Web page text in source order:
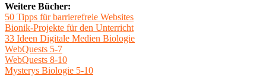
Weitere Bücher:
50 Tipps für barrierefreie Websites
Bionik-Projekte für den Unterricht
33 Ideen Digitale Medien Biologie
WebQuests 5-7
WebQuests 8-10
Mysterys Biologie 5-10